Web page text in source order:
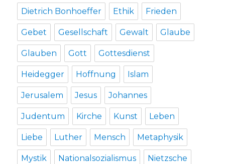
Dietrich Bonhoeffer Ethik Frieden
Gebet Gesellschaft Gewalt Glaube
Glauben Gott Gottesdienst
Heidegger Hoffnung Islam
Jerusalem Jesus Johannes
Judentum Kirche Kunst Leben
Liebe Luther Mensch Metaphysik
Mystik Nationalsozialismus Nietzsche